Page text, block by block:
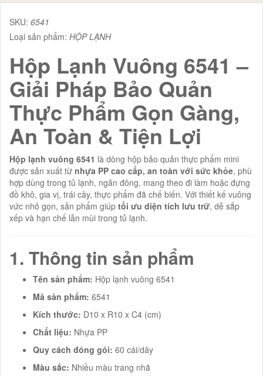
SKU: 6541
Loại sản phẩm: HỘP LẠNH
Hộp Lạnh Vuông 6541 –
Giải Pháp Bảo Quản
Thực Phẩm Gọn Gàng,
An Toàn & Tiện Lợi
Hộp lạnh vuông 6541 là dòng hộp bảo quản thực phẩm mini
được sản xuất từ nhựa PP cao cấp, an toàn với sức khỏe, phù
hợp dùng trong tủ lạnh, ngăn đông, mang theo đi làm hoặc đựng
đồ khô, gia vị, trái cây, thực phẩm đã chế biến. Với thiết kế vuông
vức nhỏ gọn, sản phẩm giúp tối ưu diện tích lưu trữ, dễ sắp
xếp và hạn chế lẫn mùi trong tủ lạnh.
1. Thông tin sản phẩm
Tên sản phẩm: Hộp lạnh vuông 6541
Mã sản phẩm: 6541
Kích thước: D10 x R10 x C4 (cm)
Chất liệu: Nhựa PP
Quy cách đóng gói: 60 cái/dây
Màu sắc: Nhiều màu trang nhã